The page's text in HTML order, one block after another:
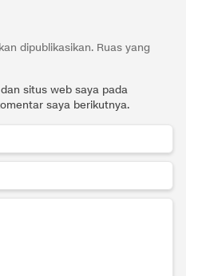
dipublikasikan. Ruas yang
situs web saya pada
saya berikutnya.